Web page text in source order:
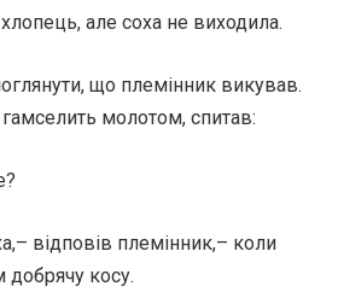
але соха не виходила.
що племінник викував.
молотом, спитав:
відповів племінник,– коли
косу.